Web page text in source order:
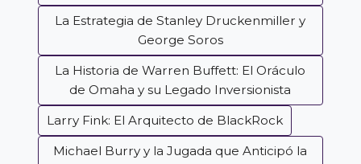
La Estrategia de Stanley Druckenmiller y
George Soros
La Historia de Warren Buffett: El Oráculo
de Omaha y su Legado Inversionista
Larry Fink: El Arquitecto de BlackRock
Michael Burry y la Jugada que Anticipó la